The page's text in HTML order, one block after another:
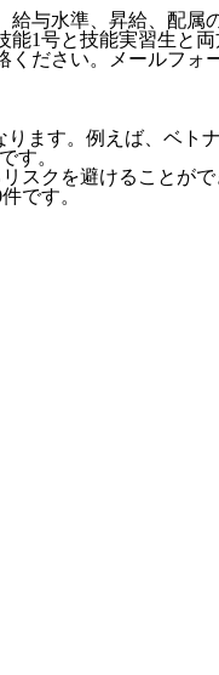
与水準、昇給、配属
能1号と技能実習生と
ください。メールフォ
ます。例えば、ベト
す。
スクを避けることが
です。